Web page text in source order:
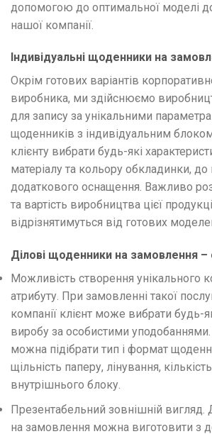
допомогою до оптимальної моделі
нашої компанії.
Індивідуальні щоденники на
Окрім готових варіантів
виробника, ми здійснюємо
для запису за унікальними
щоденників з індивідуальним
клієнту вибрати будь-які
матеріалу та кольору обкладинки, до
додаткового оснащення. Важливо
та вартість виробництва цієї
відрізнятимуться від готових
Ділові щоденники на замовлення –
Можливість створення унікального
атрибуту. При замовленні такої
компанії клієнт може вибрати будь-
виробу за особистими
можна підібрати тип і формат
щільність паперу, лінування,
внутрішнього блоку.
Презентабельний зовнішній вигляд.
на замовлення можна виготовити з